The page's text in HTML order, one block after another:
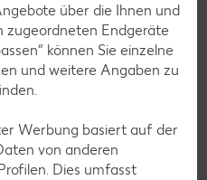
über die Ihnen und
zugeordneten Endgeräte
können Sie einzelne
und weitere Angaben zu
Werbung basiert auf der
von anderen
Dies umfasst